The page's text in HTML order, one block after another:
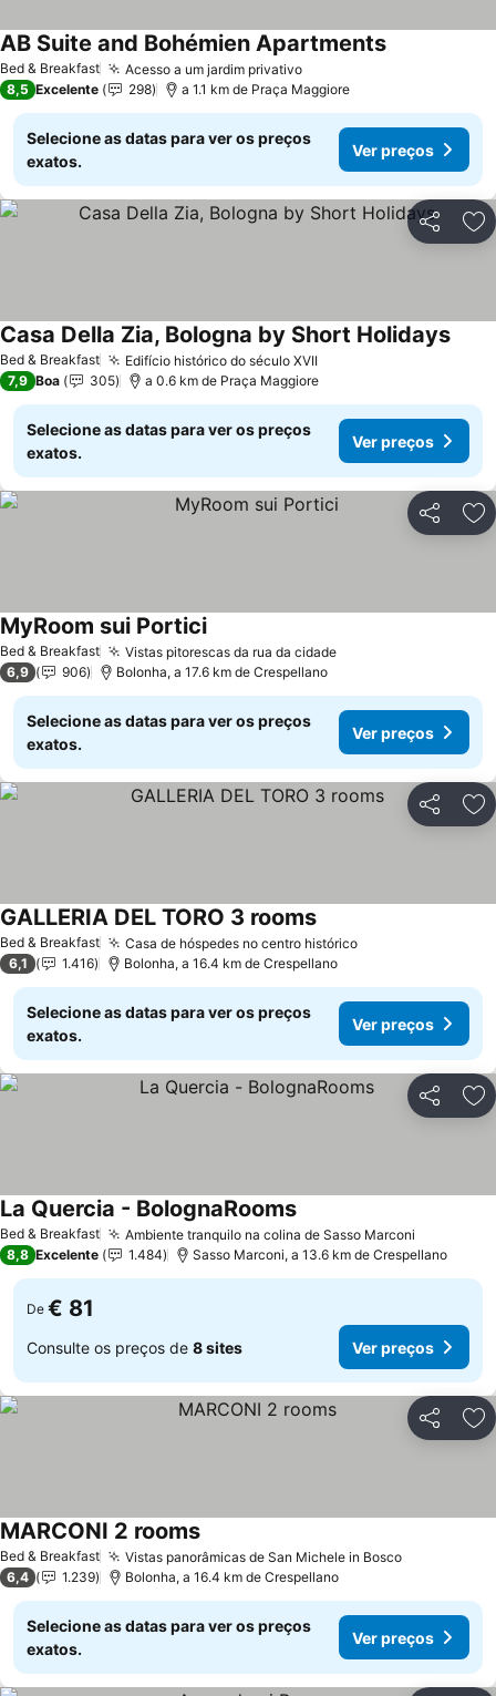
Bed & Breakfast Acesso a um jardim privativo
AB Suite and Bohémien Apartments
8,5 Excelente 298 a 1.1 km de Praça Maggiore
Selecione as datas para ver os preços
exatos.
Ver preços
Partilhar
Bed & Breakfast Edifício histórico do século XVII
Casa Della Zia, Bologna by Short Holidays
7,9 Boa 305 a 0.6 km de Praça Maggiore
Selecione as datas para ver os preços
exatos.
Ver preços
Partilhar
Bed & Breakfast Vistas pitorescas da rua da cidade
MyRoom sui Portici
6,9 906 Bolonha, a 17.6 km de Crespellano
Selecione as datas para ver os preços
exatos.
Ver preços
Partilhar
Bed & Breakfast Casa de hóspedes no centro histórico
GALLERIA DEL TORO 3 rooms
6,1 1.416 Bolonha, a 16.4 km de Crespellano
Selecione as datas para ver os preços
exatos.
Ver preços
Partilhar
Bed & Breakfast Ambiente tranquilo na colina de Sasso Marconi
La Quercia - BolognaRooms
8,8 Excelente 1.484 Sasso Marconi, a 13.6 km de Crespellano
De € 81
Consulte os preços de 8 sites Ver preços
Partilhar
Bed & Breakfast Vistas panorâmicas de San Michele in Bosco
MARCONI 2 rooms
6,4 1.239 Bolonha, a 16.4 km de Crespellano
Selecione as datas para ver os preços
exatos.
Ver preços